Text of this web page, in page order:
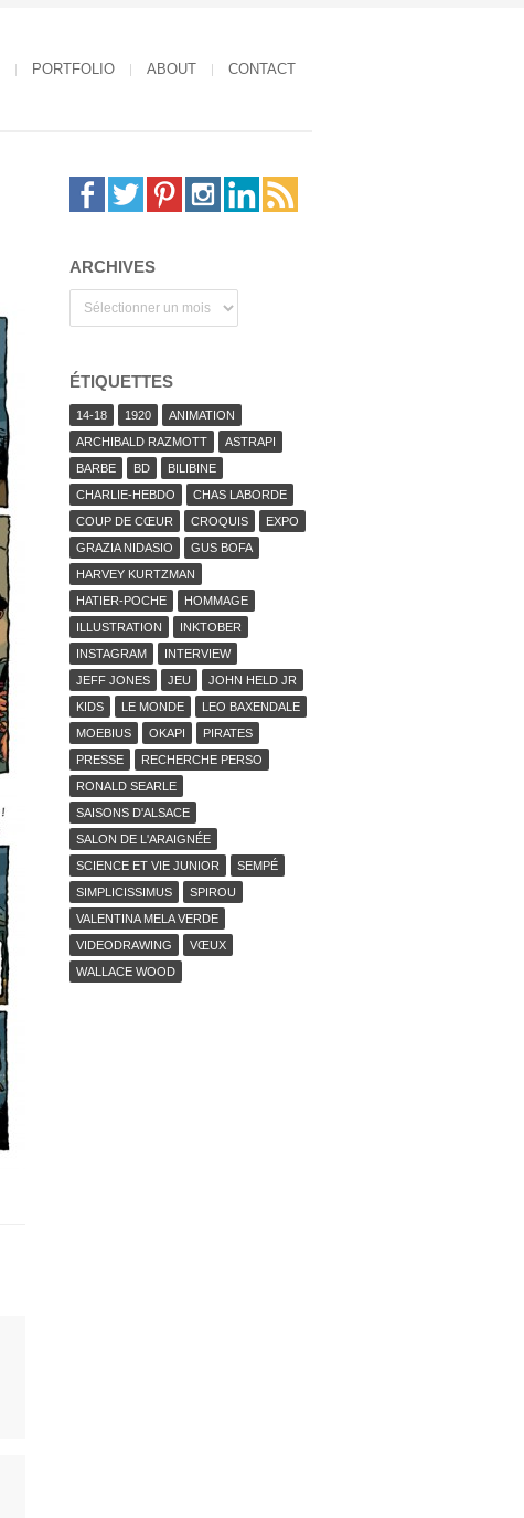
PORTFOLIO ABOUT CONTACT
ARCHIVES
ÉTIQUETTES
14-18 1920
ANIMATION
ARCHIBALD RAZMOTT
ASTRAPI
BARBE
BD
BILIBINE
CHARLIE-HEBDO
CHAS LABORDE
COUP DE CŒUR
CROQUIS
EXPO
GRAZIA NIDASIO
GUS BOFA
HARVEY KURTZMAN
HATIER-POCHE
HOMMAGE
ILLUSTRATION
INKTOBER
INSTAGRAM
INTERVIEW
JEFF JONES
JEU
JOHN HELD JR
KIDS
LE MONDE
LEO BAXENDALE
MOEBIUS
OKAPI
PIRATES
PRESSE
RECHERCHE PERSO
RONALD SEARLE
SAISONS D'ALSACE
SALON DE L'ARAIGNÉE
SCIENCE ET VIE JUNIOR
SEMPÉ
SIMPLICISSIMUS
SPIROU
VALENTINA MELA VERDE
VIDEODRAWING
VŒUX
WALLACE WOOD